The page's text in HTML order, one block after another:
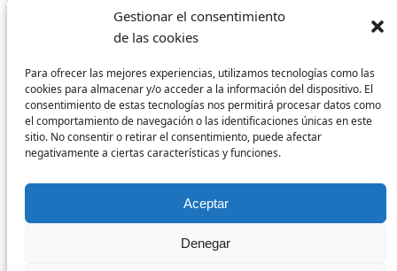
Gestionar el consentimiento
de las cookies
Para ofrecer las mejores experiencias, utilizamos tecnologías como las
cookies para almacenar y/o acceder a la información del dispositivo. El
consentimiento de estas tecnologías nos permitirá procesar datos como
el comportamiento de navegación o las identificaciones únicas en este
sitio. No consentir o retirar el consentimiento, puede afectar
negativamente a ciertas características y funciones.
Aceptar
Denegar
Formas de pago
Política de cookies
Síguenos
Facebook
Instagram